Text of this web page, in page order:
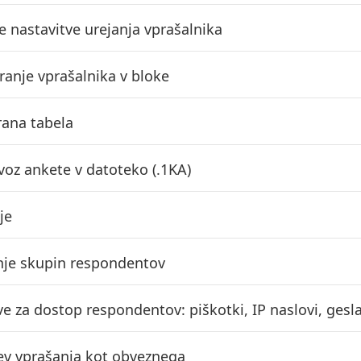
nastavitve urejanja vprašalnika
vprašalnika v bloke
tabela
ankete v datoteko (.1KA)
skupin respondentov
za dostop respondentov: piškotki, IP naslovi,
vprašanja kot obveznega